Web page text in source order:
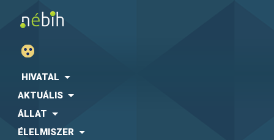
HIVATAL
AKTUÁLIS
ÁLLAT
ÉLELMISZER